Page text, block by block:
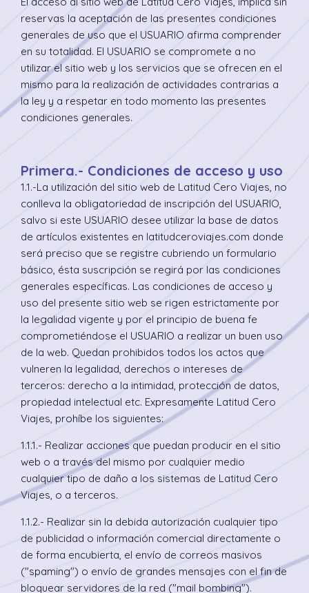
reservas la aceptación de las presentes condiciones
generales de uso que el USUARIO afirma comprender
en su totalidad. El USUARIO se compromete a no
utilizar el sitio web y los servicios que se ofrecen en el
mismo para la realización de actividades contrarias a
la ley y a respetar en todo momento las presentes
condiciones generales.
Primera.- Condiciones de acceso y uso
1.1.-La utilización del sitio web de Latitud Cero Viajes, no
conlleva la obligatoriedad de inscripción del USUARIO,
salvo si este USUARIO desee utilizar la base de datos
de artículos existentes en latitudceroviajes.com donde
será preciso que se registre cubriendo un formulario
básico, ésta suscripción se regirá por las condiciones
generales específicas. Las condiciones de acceso y
uso del presente sitio web se rigen estrictamente por
la legalidad vigente y por el principio de buena fe
comprometiéndose el USUARIO a realizar un buen uso
de la web. Quedan prohibidos todos los actos que
vulneren la legalidad, derechos o intereses de
terceros: derecho a la intimidad, protección de datos,
propiedad intelectual etc. Expresamente Latitud Cero
Viajes, prohíbe los siguientes:
1.1.1.- Realizar acciones que puedan producir en el sitio
web o a través del mismo por cualquier medio
cualquier tipo de daño a los sistemas de Latitud Cero
Viajes, o a terceros.
1.1.2.- Realizar sin la debida autorización cualquier tipo
de publicidad o información comercial directamente o
de forma encubierta, el envío de correos masivos
("spaming") o envío de grandes mensajes con el fin de
bloquear servidores de la red ("mail bombing").